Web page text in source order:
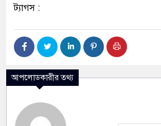
ট্যাগস :
আপলোডকারীর তথ্য